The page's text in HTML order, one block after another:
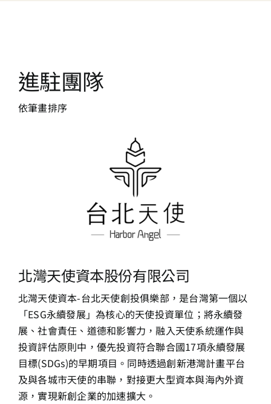
​進駐團隊
依筆畫排序
北灣天使資本股份有限公司
北灣天使資本-台北天使創投俱樂部，是台灣第一個以
「ESG永續發展」為核心的天使投資單位；將永續發
展、社會責任、道德和影響力，融入天使系統運作與
投資評估原則中，優先投資符合聯合國17項永續發展
目標(SDGs)的早期項目。同時透過創新港灣計畫平台
及與各城市天使的串聯，對接更大型資本與海內外資
源，實現新創企業的加速擴大。